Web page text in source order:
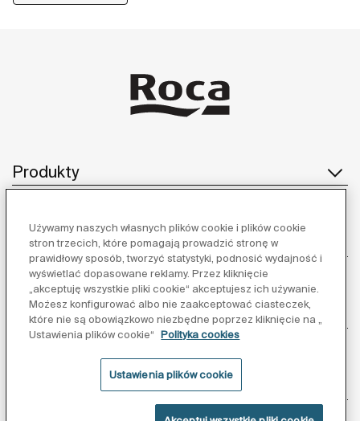
Produkty
Obsługa klienta
O nas
Używamy naszych własnych plików cookie i plików cookie
stron trzecich, które pomagają prowadzić stronę w
prawidłowy sposób, tworzyć statystyki, podnosić wydajność i
wyświetlać dopasowane reklamy. Przez kliknięcie
„akceptuję wszystkie pliki cookie“ akceptujesz ich używanie.
Możesz konfigurować albo nie zaakceptować ciasteczek,
które nie są obowiązkowo niezbędne poprzez kliknięcie na „
Ustawienia plików cookie“
Polityka cookies
Ustawienia plików cookie